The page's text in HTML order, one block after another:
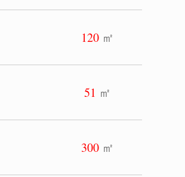
120㎡
51 ㎡
300㎡